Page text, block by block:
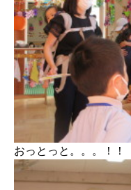
おっとっと。。。！！